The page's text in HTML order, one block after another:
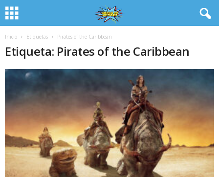
Inicio Etiquetas Pirates of the Caribbean
Etiqueta: Pirates of the Caribbean